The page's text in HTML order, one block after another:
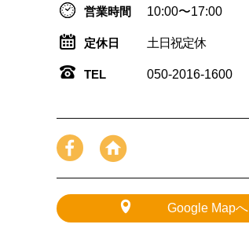
営業時間 10:00〜17:00
定休日 土日祝定休
TEL 050-2016-1600
Google Mapへ